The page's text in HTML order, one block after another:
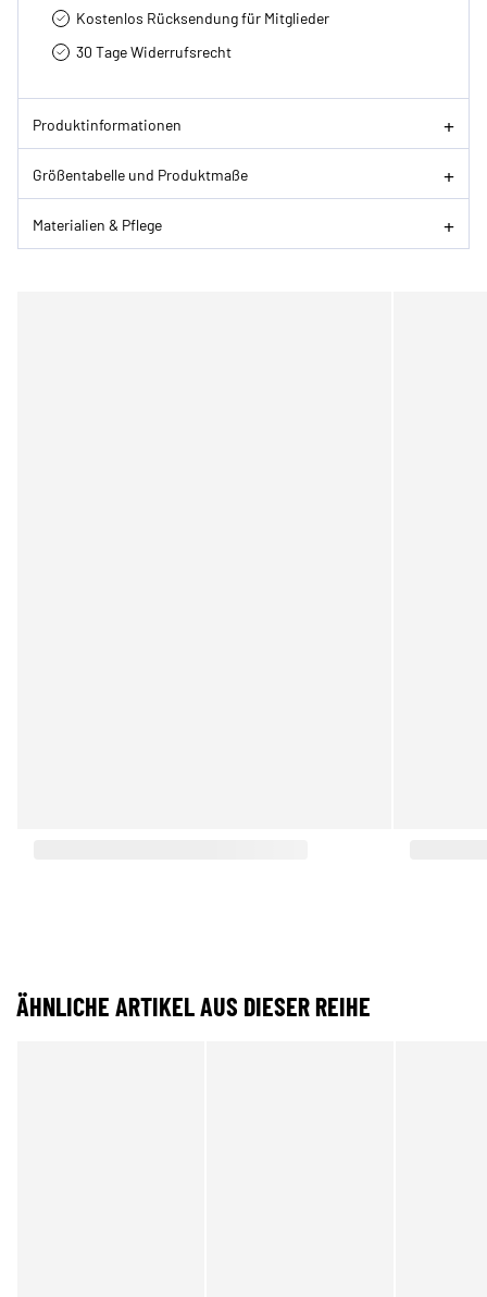
Kostenlos Rücksendung für Mitglieder
30 Tage Widerrufsrecht
Produktinformationen
Größentabelle und Produktmaße
Materialien & Pflege
ÄHNLICHE ARTIKEL AUS DIESER REIHE